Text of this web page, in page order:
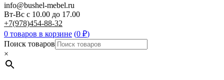
info@bushel-mebel.ru
Вт-Вс c 10.00 до 17.00
+7(978)454-88-32
0 товаров в корзине (0 ₽)
Поиск товаров
×